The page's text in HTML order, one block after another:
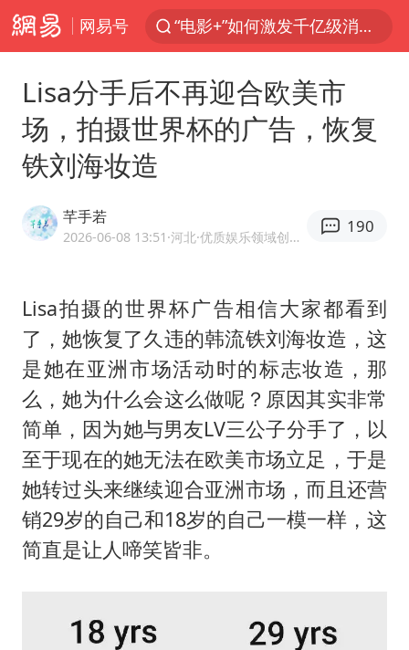
网易号
泉州市委书记张毅恭被查
台风白海豚或吞并鲸鱼 登陆地点更新
中巨芯：上半年归母净利润1405.77万元
U17国足点球大战淘汰河床晋级决赛
国防部：坚决反制任何闹海挑衅图谋
胡彦斌韩磊 谁帮谁
胡彦斌获《歌手2026》歌王
秋天的第一杯奶茶到底有多火
38岁演员求职万岁山NPC成功
我国外贸延续良好增长态势
Lisa分手后不再迎合欧美市
场，拍摄世界杯的广告，恢复
铁刘海妆造
芊手若
2026-06-08 13:51 ·河北 ·优质娱乐领域创作者
190
Lisa拍摄的世界杯广告相信大家都看到
了，她恢复了久违的韩流铁刘海妆造，这
是她在亚洲市场活动时的标志妆造，那
么，她为什么会这么做呢？原因其实非常
简单，因为她与男友LV三公子分手了，以
至于现在的她无法在欧美市场立足，于是
她转过头来继续迎合亚洲市场，而且还营
销29岁的自己和18岁的自己一模一样，这
简直是让人啼笑皆非。